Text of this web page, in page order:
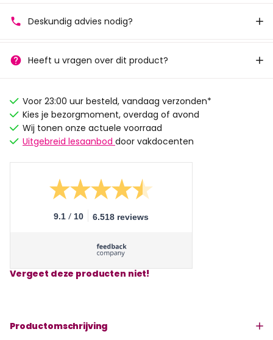
Deskundig advies nodig?
Heeft u vragen over dit product?
Voor 23:00 uur besteld, vandaag verzonden*
Kies je bezorgmoment, overdag of avond
Wij tonen onze actuele voorraad
Uitgebreid lesaanbod door vakdocenten
9.1 / 10 6.518 reviews
Vergeet deze producten niet!
Productomschrijving